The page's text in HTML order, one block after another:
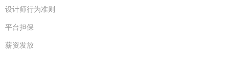
设计师行为准则
平台担保
薪资发放